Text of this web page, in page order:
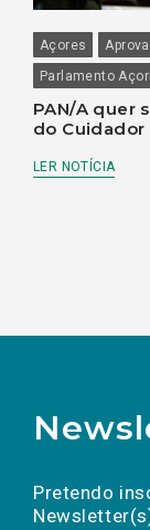
Açores
Parlamento
PAN/A quer
do Cuidador
LER NOTÍCIA
Pretendo
a(s)
mail